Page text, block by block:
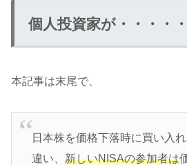
個人投資家が・・・・・
本記事は末尾で、
日本株を価格下落時に買い入
違い、 新しいNISAの参加者は